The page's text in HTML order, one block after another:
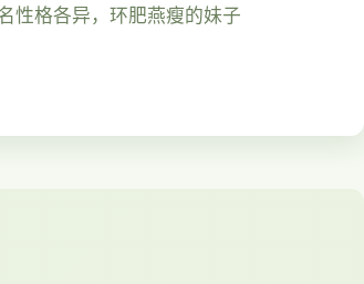
性格各异，环肥燕瘦的妹子